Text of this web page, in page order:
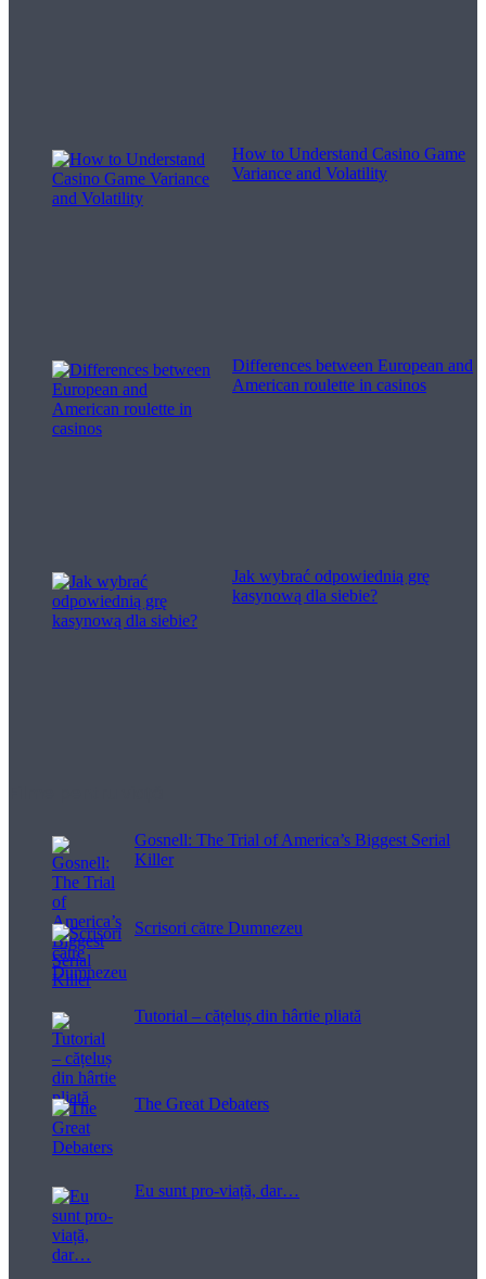
How to Understand Casino Game
Variance and Volatility
Differences between European and
American roulette in casinos
Jak wybrać odpowiednią grę
kasynową dla siebie?
Gosnell: The Trial of America’s Biggest Serial
Killer
Scrisori către Dumnezeu
Tutorial – cățeluș din hârtie pliată
The Great Debaters
Eu sunt pro-viață, dar…